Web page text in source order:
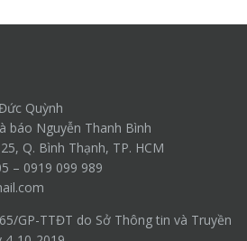
Quỳnh
báo Nguyễn Thanh Bình
Q. Bình Thạnh, TP. HCM
– 0919 099 989
GP-TTĐT do Sở Thông tin và Truyền